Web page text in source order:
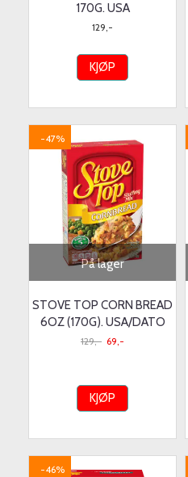
170G. USA
129,-
KJØP
På lager
-47%
STOVE TOP CORN BREAD
6OZ (170G). USA/DATO
129,- 69,-
KJØP
-46%